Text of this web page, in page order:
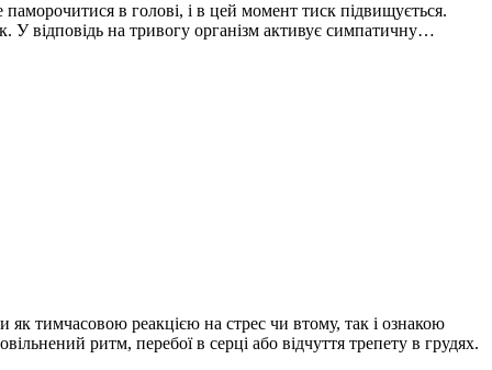
в голові, і в цей момент тиск підвищується.
У відповідь на тривогу організм активує симпатичну…
тимчасовою реакцією на стрес чи втому, так і ознакою
ритм, перебої в серці або відчуття трепету в грудях.